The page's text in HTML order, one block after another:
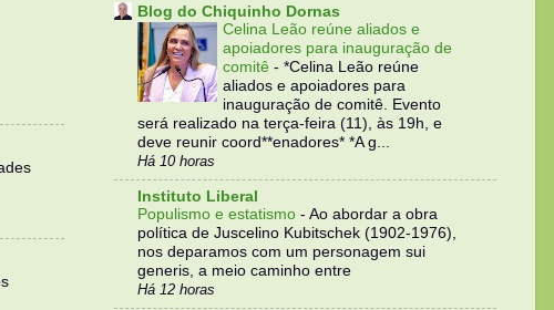
Blog do Chiquinho Dornas
Celina Leão reúne aliados e
apoiadores para inauguração de
comitê - *Celina Leão reúne
aliados e apoiadores para
inauguração de comitê. Evento
será realizado na terça-feira (11), às 19h, e
deve reunir coord**enadores* *A g...
Há 10 horas
Instituto Liberal
Populismo e estatismo - Ao abordar a obra
política de Juscelino Kubitschek (1902-1976),
nos deparamos com um personagem sui
generis, a meio caminho entre
Há 12 horas